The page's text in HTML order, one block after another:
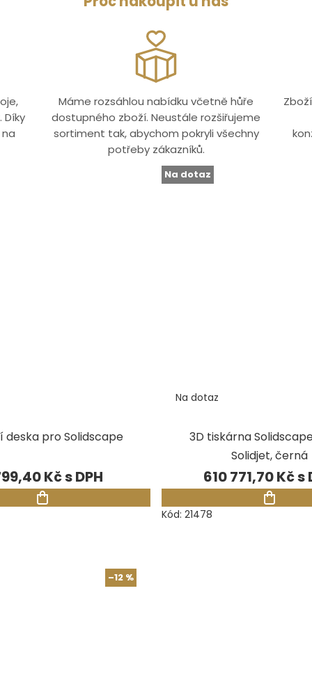
Máme rozsáhlou nabídku včetně hůře
dostupného zboží. Neustále rozšiřujeme
sortiment tak, abychom pokryli všechny
potřeby zákazníků.
deska pro Solidscape
Kč
Na dotaz
3D tiskárna
Solidjet, černá
Na dotaz
610 771,70 Kč
Kód: 21478
–12 %